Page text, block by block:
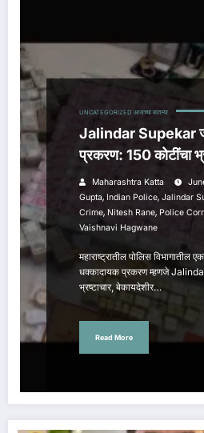
UNCATEGORIZED आजच्या बातम्या
Jalindar Supekar
प्रकरण: 150 कोटींचा
Maharashtra Katta
Gupta, Indian Police, Jalindar
Crime, Nitesh Rane, Police
Vaishnavi Hagwane
महाराष्ट्रातील पोलिस
धक्कादायक प्रकरण म्हणजे
भ्रष्टाचार, बेकायदेशीर…
Read More